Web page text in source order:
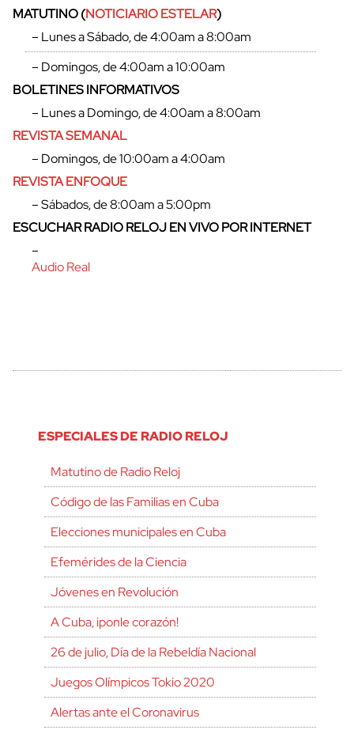
MATUTINO (NOTICIARIO ESTELAR)
– Lunes a Sábado, de 4:00am a 8:00am
– Domingos, de 4:00am a 10:00am
BOLETINES INFORMATIVOS
– Lunes a Domingo, de 4:00am a 8:00am
REVISTA SEMANAL
– Domingos, de 10:00am a 4:00am
REVISTA ENFOQUE
– Sábados, de 8:00am a 5:00pm
ESCUCHAR RADIO RELOJ EN VIVO POR INTERNET
–
Audio Real
ESPECIALES DE RADIO RELOJ
Matutino de Radio Reloj
Código de las Familias en Cuba
Elecciones municipales en Cuba
Efemérides de la Ciencia
Jóvenes en Revolución
A Cuba, ¡ponle corazón!
26 de julio, Día de la Rebeldía Nacional
Juegos Olímpicos Tokio 2020
Alertas ante el Coronavirus